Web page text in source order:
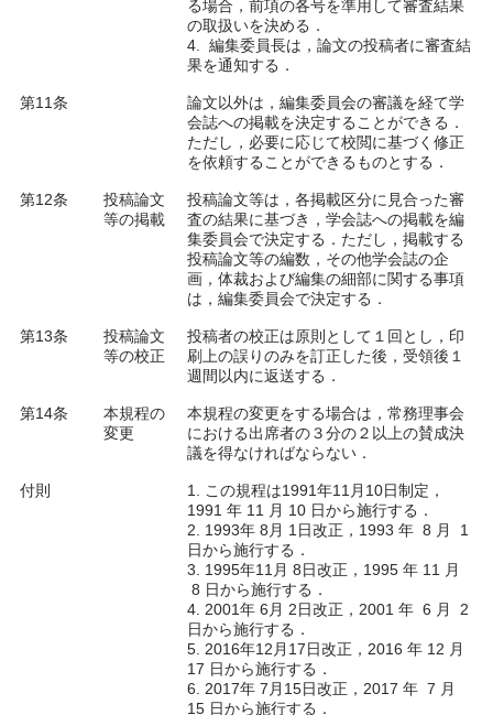
る場合，前項の各号を準用して審査結果
の取扱いを決める．
4. 編集委員長は，論文の投稿者に審査結
果を通知する．
第11条
論文以外は，編集委員会の審議を経て学
会誌への掲載を決定することができる．
ただし，必要に応じて校閲に基づく修正
を依頼することができるものとする．
第12条
投稿論文
等の掲載
投稿論文等は，各掲載区分に見合った審
査の結果に基づき，学会誌への掲載を編
集委員会で決定する．ただし，掲載する
投稿論文等の編数，その他学会誌の企
画，体裁および編集の細部に関する事項
は，編集委員会で決定する．
第13条
投稿論文
等の校正
投稿者の校正は原則として１回とし，印
刷上の誤りのみを訂正した後，受領後１
週間以内に返送する．
第14条
本規程の
変更
本規程の変更をする場合は，常務理事会
における出席者の３分の２以上の賛成決
議を得なければならない．
付則
1. この規程は1991年11月10日制定，
1991 年 11 月 10 日から施行する．
2. 1993年 8月 1日改正，1993 年 8 月 1
日から施行する．
3. 1995年11月 8日改正，1995 年 11 月
8 日から施行する．
4. 2001年 6月 2日改正，2001 年 6 月 2
日から施行する．
5. 2016年12月17日改正，2016 年 12 月
17 日から施行する．
6. 2017年 7月15日改正，2017 年 7 月
15 日から施行する．